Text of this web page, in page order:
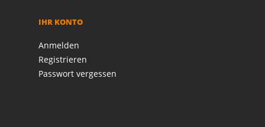
IHR KONTO
Anmelden
Registrieren
Passwort vergessen